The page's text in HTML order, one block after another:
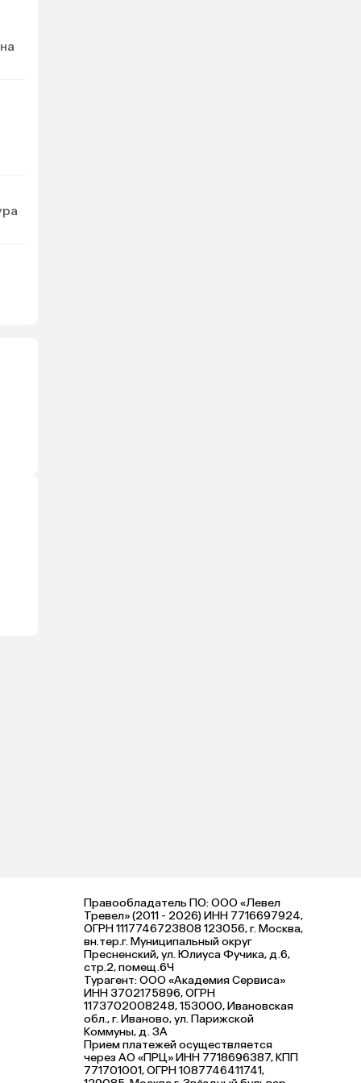
Правообладатель ПО: ООО «Левел
Тревел» (2011 - 2026) ИНН 7716697924,
ОГРН 1117746723808 123056, г. Москва,
вн.тер.г. Муниципальный округ
Пресненский, ул. Юлиуса Фучика, д.6,
стр.2, помещ.6Ч
Турагент: ООО «Академия Сервиса»
ИНН 3702175896, ОГРН
1173702008248, 153000, Ивановская
обл., г. Иваново, ул. Парижской
Коммуны, д. ЗА
Прием платежей осуществляется
через АО «ПРЦ» ИНН 7718696387, КПП
771701001, ОГРН 1087746411741,